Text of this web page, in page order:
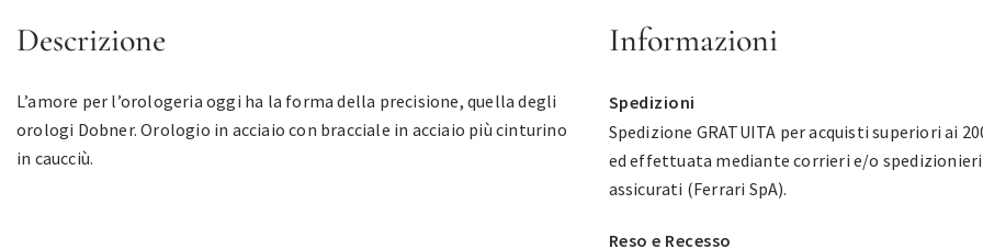
Descrizione
L’amore per l’orologeria oggi ha la forma della precisione, quella degli
orologi Dobner. Orologio in acciaio con bracciale in acciaio più cinturino
in caucciù.
Informazioni
Spedizioni
Spedizione GRATUITA per acquisti superiori ai
ed effettuata mediante corrieri e/o spedizionieri
assicurati (Ferrari SpA).
Reso e Recesso